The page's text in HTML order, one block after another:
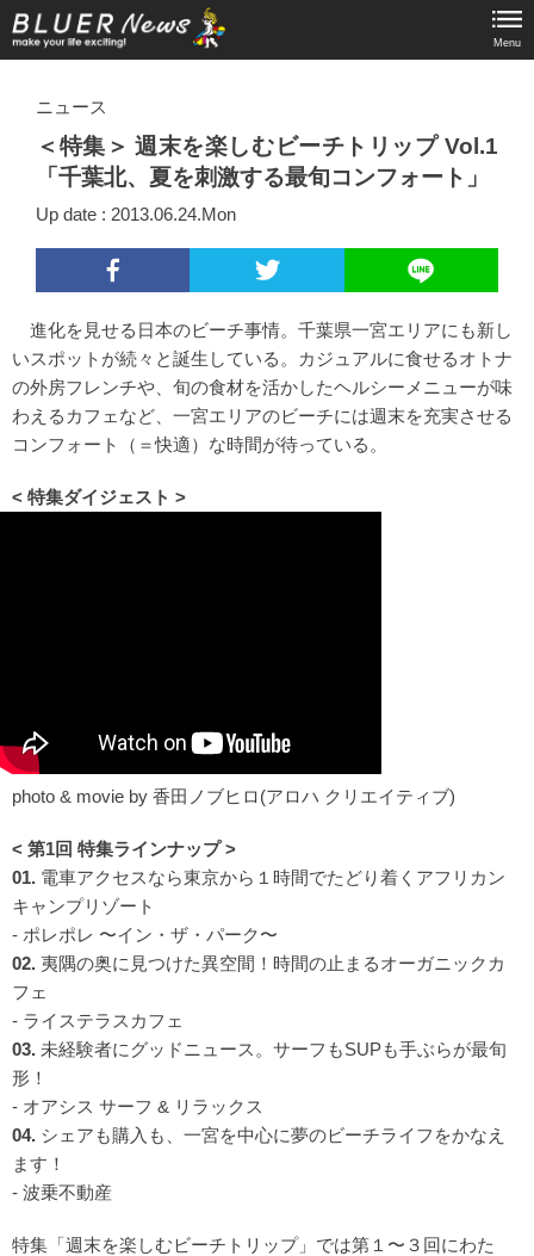
Menu
ニュース
＜特集＞ 週末を楽しむビーチトリップ Vol.1
「千葉北、夏を刺激する最旬コンフォート」
Up date : 2013.06.24.Mon
進化を見せる日本のビーチ事情。千葉県一宮エリアにも新し
いスポットが続々と誕生している。カジュアルに食せるオトナ
の外房フレンチや、旬の食材を活かしたヘルシーメニューが味
わえるカフェなど、一宮エリアのビーチには週末を充実させる
コンフォート（＝快適）な時間が待っている。
< 特集ダイジェスト >
photo & movie by 香田ノブヒロ(アロハ クリエイティブ)
< 第1回 特集ラインナップ >
01. 電車アクセスなら東京から１時間でたどり着くアフリカン
キャンプリゾート
- ポレポレ 〜イン・ザ・パーク〜
02. 夷隅の奥に見つけた異空間！時間の止まるオーガニックカ
フェ
- ライステラスカフェ
03. 未経験者にグッドニュース。サーフもSUPも手ぶらが最旬
形！
- オアシス サーフ & リラックス
04. シェアも購入も、一宮を中心に夢のビーチライフをかなえ
ます！
- 波乗不動産
特集「週末を楽しむビーチトリップ」では第１〜３回にわた